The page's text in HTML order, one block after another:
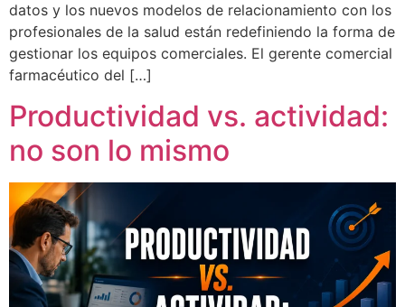
datos y los nuevos modelos de relacionamiento con los
profesionales de la salud están redefiniendo la forma de
gestionar los equipos comerciales. El gerente comercial
farmacéutico del […]
Productividad vs. actividad:
no son lo mismo